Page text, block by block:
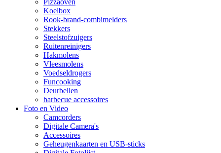
Pizzaoven
Koelbox
Rook-brand-combimelders
Stekkers
Steelstofzuigers
Ruitenreinigers
Hakmolens
Vleesmolens
Voedseldrogers
Funcooking
Deurbellen
barbecue accessoires
Foto en Video
Camcorders
Digitale Camera's
Accessoires
Geheugenkaarten en USB-sticks